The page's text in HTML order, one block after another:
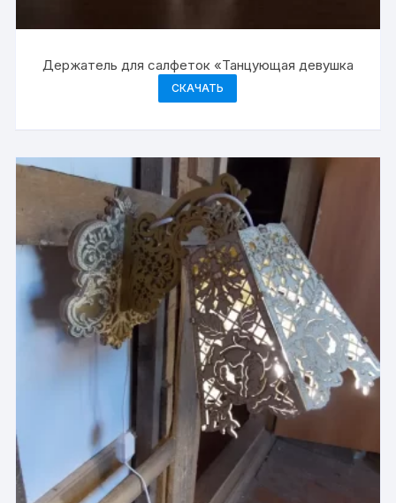
Держатель для салфеток «Танцующая девушка
СКАЧАТЬ